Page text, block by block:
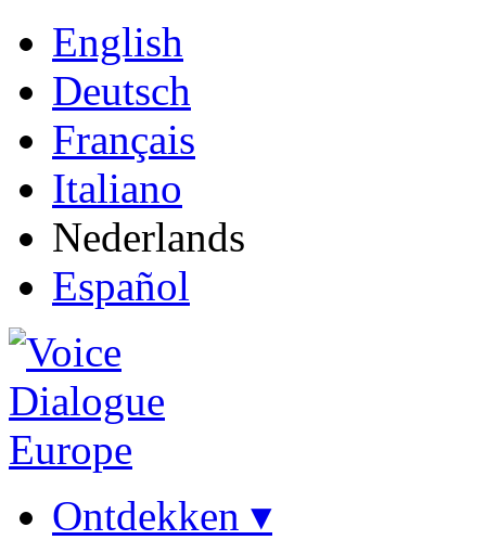
English
Deutsch
Français
Italiano
Nederlands
Español
Ontdekken ▾